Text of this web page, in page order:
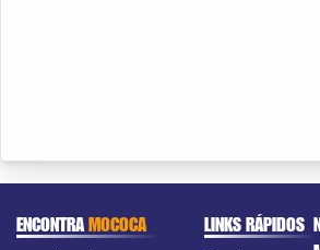
ENCONTRAMOCOCA LINKS RÁPIDOS